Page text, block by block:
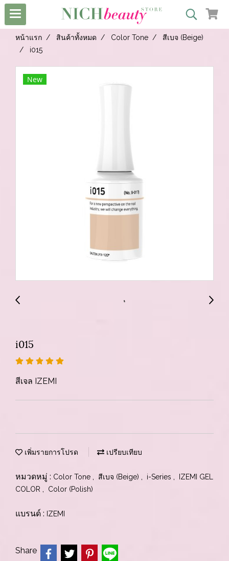
หน้าแรก สินค้าทั้งหมด Color Tone
สีเบจ (Beige)
i015
New
i015
สีเจล IZEMI
เพิ่มรายการโปรด เปรียบเทียบ
หมวดหมู่ : Color Tone , สีเบจ (Beige) , i-Series ,
IZEMI GEL
COLOR , Color (Polish)
แบรนด์ : IZEMI
Share